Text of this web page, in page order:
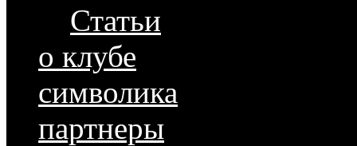
Статьи
о клубе
символика
партнеры